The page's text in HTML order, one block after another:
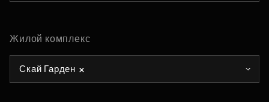
Жилой комплекс
Скай Гарден